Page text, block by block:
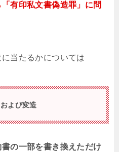
有印私文書偽造罪」に問
当たるかについては
よび変造
書の一部を書き換えただけ